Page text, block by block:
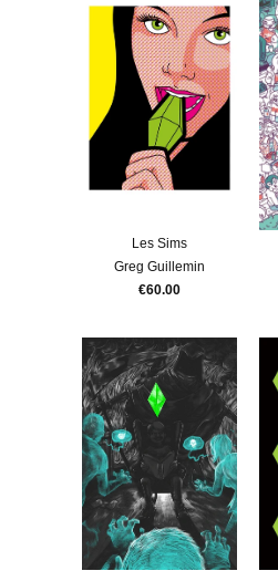
Les Sims
Greg Guillemin
€60.00